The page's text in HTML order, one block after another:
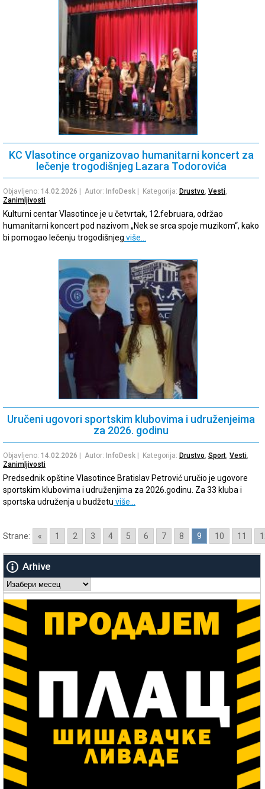
KC Vlasotince organizovao humanitarni koncert za
lečenje trogodišnjeg Lazara Todorovića
Objavljeno: 14.02.2026 | Autor: InfoDesk | Kategorija: Drustvo Vesti
Zanimljivosti
Kulturni centar Vlasotince je u četvrtak, 12.februara, održao
humanitarni koncert pod nazivom „Nek se srca spoje muzikom“, kako
bi pomogao lečenju trogodišnjeg više…
Uručeni ugovori sportskim klubovima i udruženjeima
za 2026. godinu
Objavljeno: 14.02.2026 | Autor: InfoDesk | Kategorija: Drustvo Sport Vesti
Zanimljivosti
Predsednik opštine Vlasotince Bratislav Petrović uručio je ugovore
sportskim klubovima i udruženjima za 2026.godinu. Za 33 kluba i
sportska udruženja u budžetu više…
Strane: « 1 2 3 4 5 6 7 8 9 10 11
Arhive
Arhive